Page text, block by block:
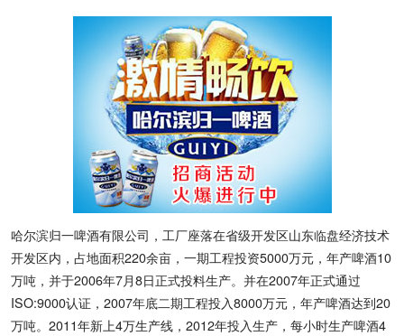
哈尔滨归一啤酒有限公司，工厂座落在省级开发区山东临盘经济技术
开发区内，占地面积220余亩，一期工程投资5000万元，年产啤酒10
万吨，并于2006年7月8日正式投料生产。并在2007年正式通过
ISO:9000认证，2007年底二期工程投入8000万元，年产啤酒达到20
万吨。2011年新上4万生产线，2012年投入生产，每小时生产啤酒4